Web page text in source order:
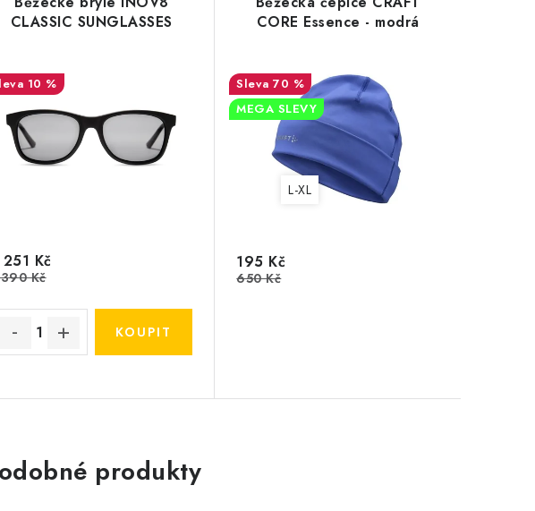
CLASSIC SUNGLASSES
10 %
251 Kč
Kč
CORE Essence - modrá
70 %
MEGA SLEVY
L-XL
195 Kč
650 Kč
produkty